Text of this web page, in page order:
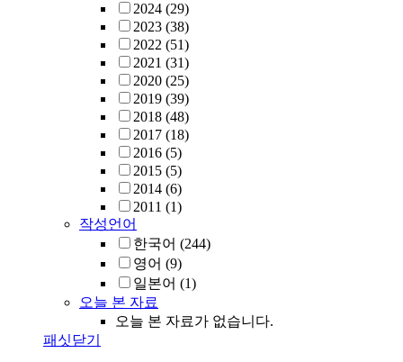
2024 (29)
2023 (38)
2022 (51)
2021 (31)
2020 (25)
2019 (39)
2018 (48)
2017 (18)
2016 (5)
2015 (5)
2014 (6)
2011 (1)
작성언어
한국어 (244)
영어 (9)
일본어 (1)
오늘 본 자료
오늘 본 자료가 없습니다.
패싯닫기